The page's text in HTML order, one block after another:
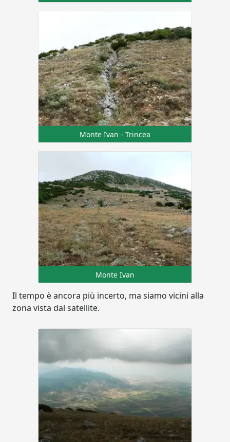
Monte Ivan - Trincea
Monte Ivan
Il tempo è ancora più incerto, ma siamo vicini alla
zona vista dal satellite.